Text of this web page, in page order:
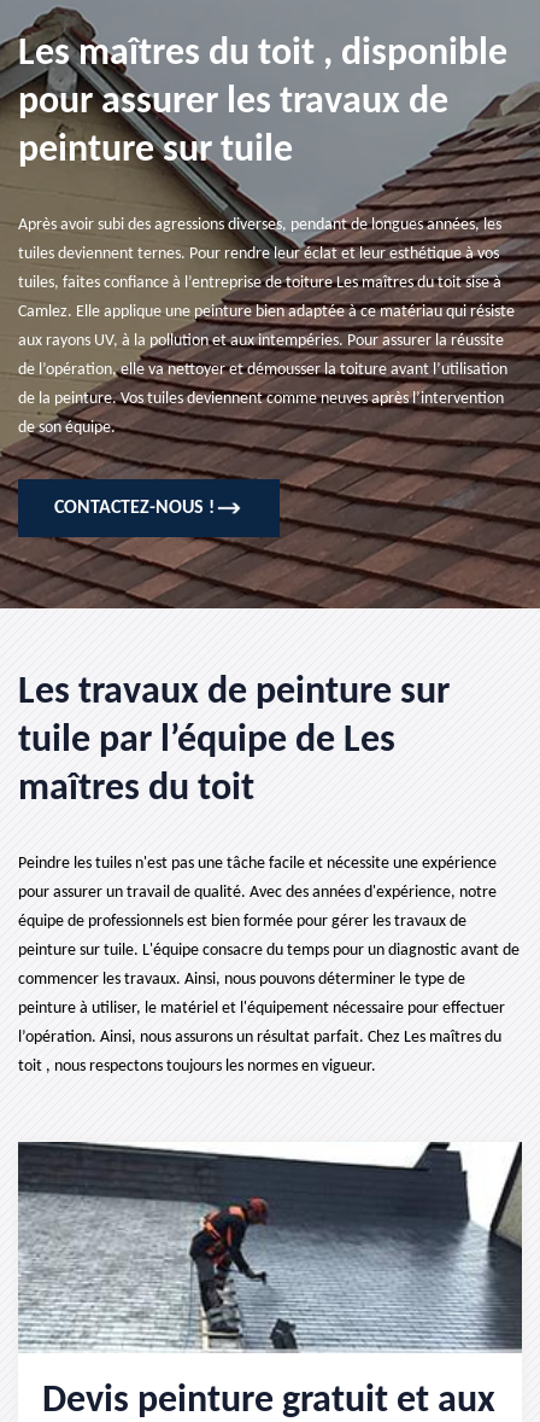
Les maîtres du toit , disponible
pour assurer les travaux de
peinture sur tuile
Après avoir subi des agressions diverses, pendant de longues années, les
tuiles deviennent ternes. Pour rendre leur éclat et leur esthétique à vos
tuiles, faites confiance à l’entreprise de toiture Les maîtres du toit sise à
Camlez. Elle applique une peinture bien adaptée à ce matériau qui résiste
aux rayons UV, à la pollution et aux intempéries. Pour assurer la réussite
de l’opération, elle va nettoyer et démousser la toiture avant l’utilisation
de la peinture. Vos tuiles deviennent comme neuves après l’intervention
de son équipe.
CONTACTEZ-NOUS !
Les travaux de peinture sur
tuile par l’équipe de Les
maîtres du toit
Peindre les tuiles n'est pas une tâche facile et nécessite une expérience
pour assurer un travail de qualité. Avec des années d'expérience, notre
équipe de professionnels est bien formée pour gérer les travaux de
peinture sur tuile. L'équipe consacre du temps pour un diagnostic avant de
commencer les travaux. Ainsi, nous pouvons déterminer le type de
peinture à utiliser, le matériel et l'équipement nécessaire pour effectuer
l’opération. Ainsi, nous assurons un résultat parfait. Chez Les maîtres du
toit , nous respectons toujours les normes en vigueur.
Devis peinture gratuit et aux